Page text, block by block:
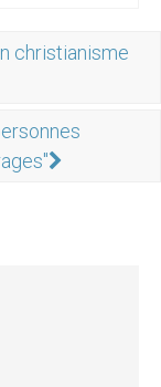
christianisme